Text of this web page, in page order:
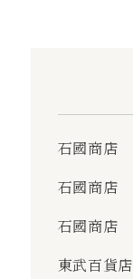
石國商店
石國商店
石國商店
東武百貨